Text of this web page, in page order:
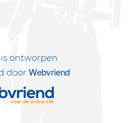
ontworpen
doorWebvriend